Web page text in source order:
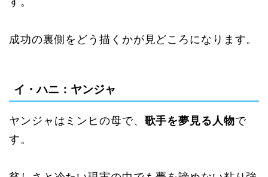
成功の裏側をどう描くかが見どころになります。
イ・ハニ：ヤンジャ
ヤンジャはミンヒの母で、 歌手を夢見る人物で
す。